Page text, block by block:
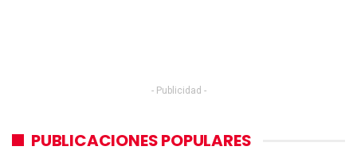
- Publicidad -
PUBLICACIONES POPULARES